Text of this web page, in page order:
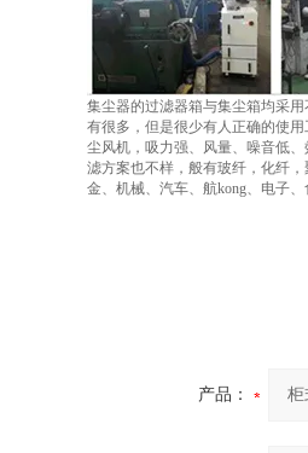
集尘器的过滤器箱与集尘箱均采
有很多，但是很少有人正确的使
尘风机，吸力强、风量、噪音低
滤方案也不样，般有玻纤，化纤
金、机械、汽车、航kong、电子
产品：